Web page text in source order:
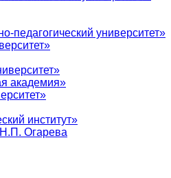
педагогический университет»
академия»
институт»
Огарева